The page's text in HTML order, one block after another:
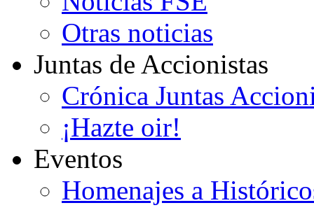
Otras noticias
Juntas de Accionistas
Crónica Juntas
¡Hazte oir!
Eventos
Homenajes a